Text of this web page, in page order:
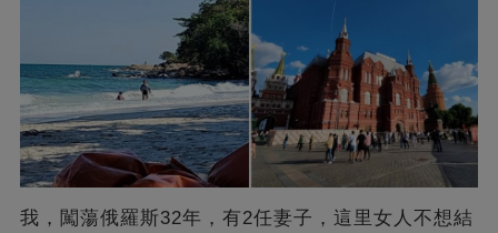
我，闖蕩俄羅斯32年，有2任妻子，這里女人不想結